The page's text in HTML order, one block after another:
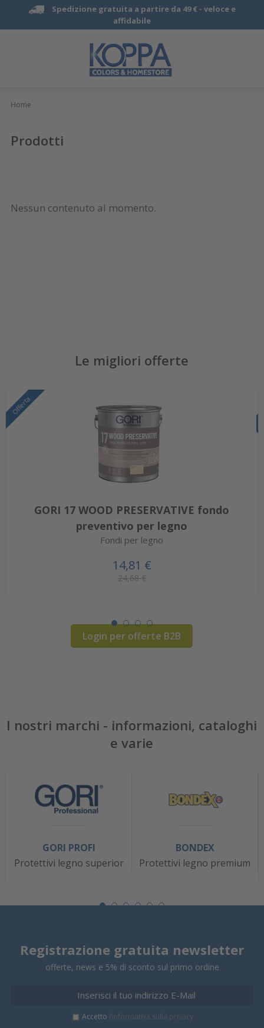
Spedizione gratuita a partire da 49 € - veloce e
affidabile
Home
Prodotti
Nessun contenuto al momento.
Le migliori offerte
Offerta
GORI 17 WOOD PRESERVATIVE fondo
preventivo per legno
Fondi per legno
14,81 €
24,68 €
Login per offerte B2B
I nostri marchi - informazioni, cataloghi
e varie
GORI PROFI
Protettivi legno superior
BONDEX
Protettivi legno premium
Registrazione gratuita newsletter
offerte, news e 5% di sconto sul primo ordine
Accetto l’informativa sulla privacy